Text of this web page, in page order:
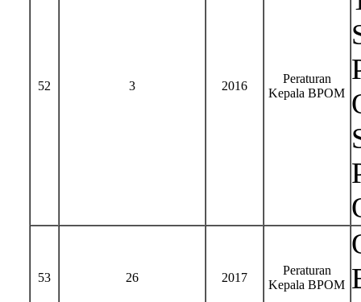
52 3 2016
Peraturan
Kepala BPOM
53 26 2017
Peraturan
Kepala BPOM